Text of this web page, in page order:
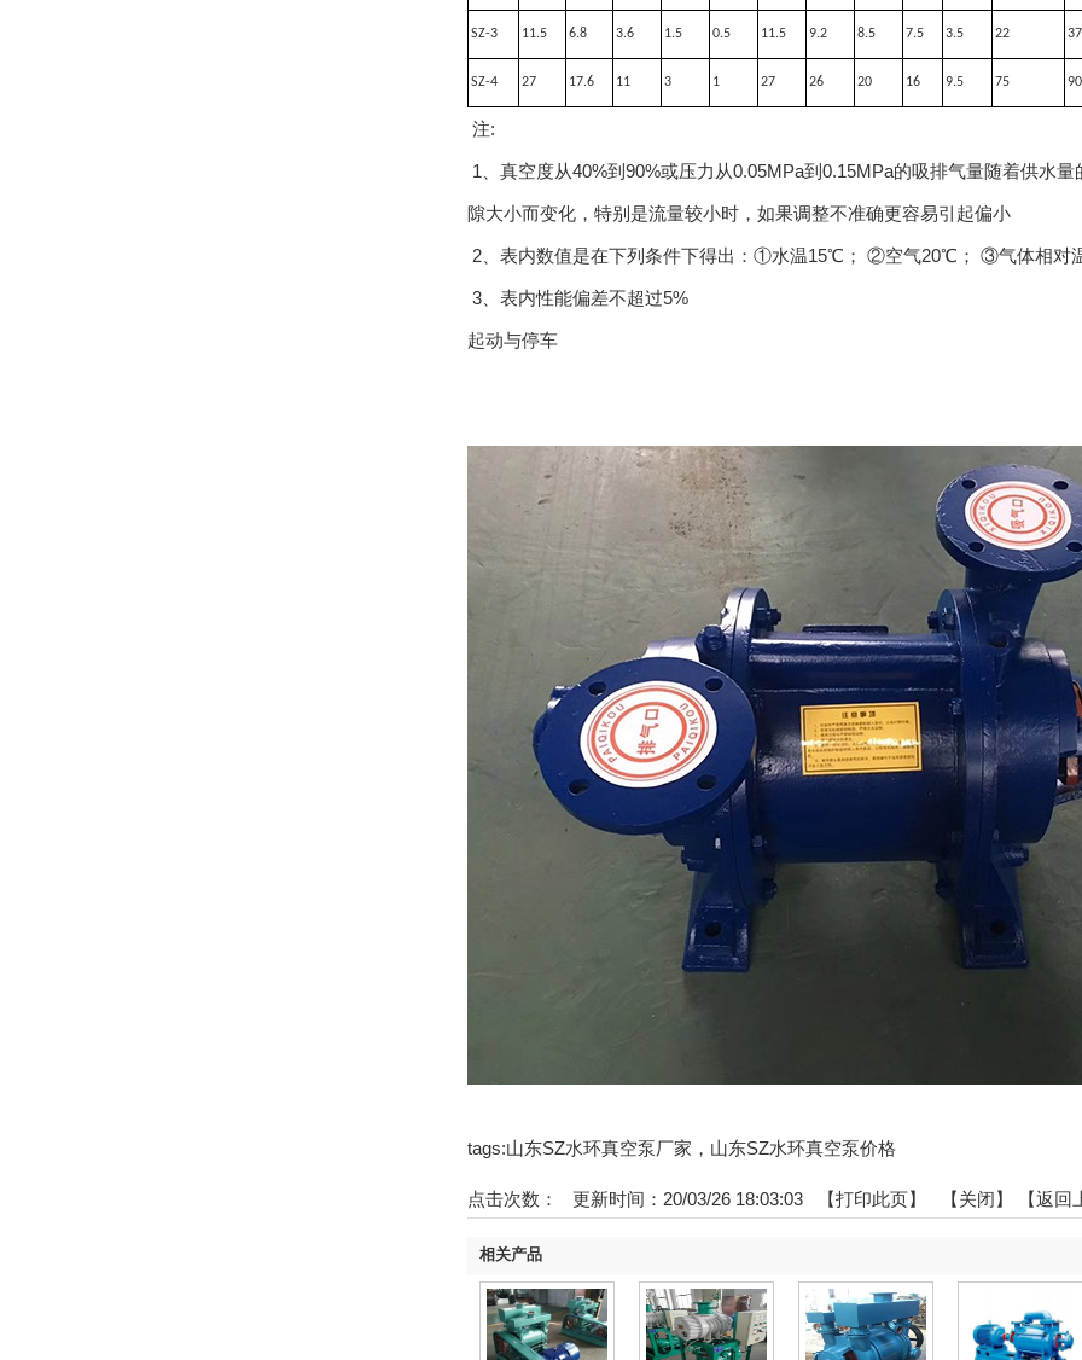
SZ-3 11.5 6.8 3.6 1.5 0.5 11.5 9.2 8.5 7.5 3.5 22 37
SZ-4 27 17.6 11 3 1 27 26 20 16 9.5 75 90
注:
1、真空度从40%到90%或压力从0.05MPa到0.15MPa的吸排气量随着供水
隙大小而变化，特别是流量较小时，如果调整不准确更容易引起偏小
2、表内数值是在下列条件下得出：①水温15℃； ②空气20℃； ③气体相对
3、表内性能偏差不超过5%
起动与停车
tags:山东SZ水环真空泵厂家，山东SZ水环真空泵价格
点击次数： 更新时间：20/03/26 18:03:03 【打印此页】 【关闭】 【返
相关产品